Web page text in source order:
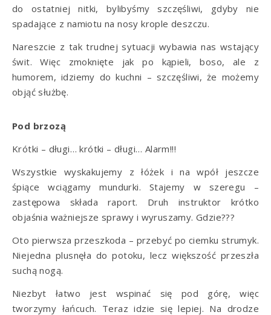
do ostatniej nitki, bylibyśmy szczęśliwi, gdyby nie
spadające z namiotu na nosy krople deszczu.
Nareszcie z tak trudnej sytuacji wybawia nas wstający
świt. Więc zmoknięte jak po kąpieli, boso, ale z
humorem, idziemy do kuchni – szczęśliwi, że możemy
objąć służbę.
Pod brzozą
Krótki – długi… krótki – długi… Alarm!!!
Wszystkie wyskakujemy z łóżek i na wpół jeszcze
śpiące wciągamy mundurki. Stajemy w szeregu –
zastępowa składa raport. Druh instruktor krótko
objaśnia ważniejsze sprawy i wyruszamy. Gdzie???
Oto pierwsza przeszkoda – przebyć po ciemku strumyk.
Niejedna plusnęła do potoku, lecz większość przeszła
suchą nogą.
Niezbyt łatwo jest wspinać się pod górę, więc
tworzymy łańcuch. Teraz idzie się lepiej. Na drodze